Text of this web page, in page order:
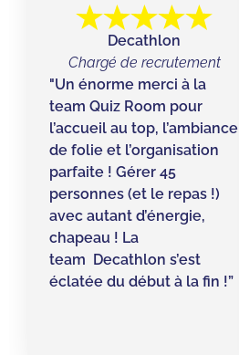
Decathlon
Chargé de recrutement
"Un énorme merci à la
team Quiz Room pour
l’accueil au top, l’ambiance
de folie et l’organisation
parfaite ! Gérer 45
personnes (et le repas !)
avec autant d’énergie,
chapeau ! La
team Decathlon s’est
éclatée du début à la fin !”